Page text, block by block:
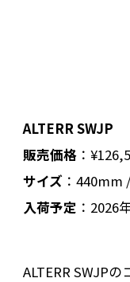
ALTERR SWJP
販売価格：
サイズ：440mm
入荷予定 ：2026
ALTERR SWJPの